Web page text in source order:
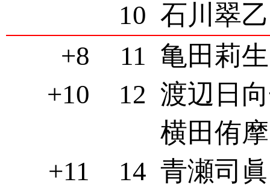
10 石川翠
+8
11 亀田莉
+10
12 渡辺日
横田侑
+11
14 青瀬司